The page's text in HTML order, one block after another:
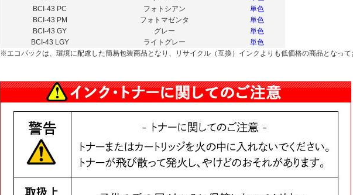
BCI-43 PC
フォトシアン
単色
BCI-43 PM
フォトマゼンタ
単色
BCI-43 GY
グレー
単色
BCI-43 LGY
ライトグレー
単色
※エコパックは、環境に配慮した簡易包装商品となり、リサイクル（互換）インクよりも低価格の商品となって